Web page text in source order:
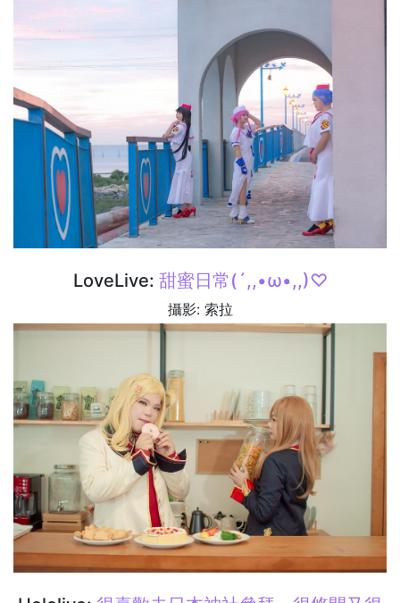
LoveLive: 甜蜜日常(´,,•ω•,,)♡
攝影: 索拉